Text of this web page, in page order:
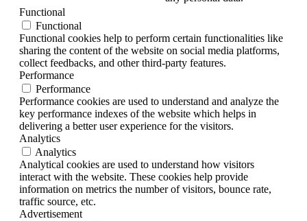
Functional
Functional
Functional cookies help to perform certain functionalities like
sharing the content of the website on social media platforms,
collect feedbacks, and other third-party features.
Performance
Performance
Performance cookies are used to understand and analyze the
key performance indexes of the website which helps in
delivering a better user experience for the visitors.
Analytics
Analytics
Analytical cookies are used to understand how visitors
interact with the website. These cookies help provide
information on metrics the number of visitors, bounce rate,
traffic source, etc.
Advertisement